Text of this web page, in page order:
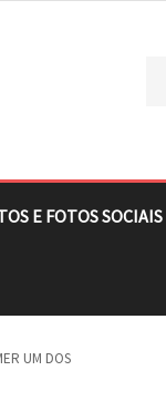
E FOTOS SOCIAIS
UM DOS